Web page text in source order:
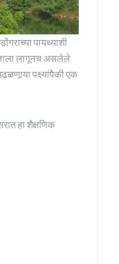
पायथ्याशी
लागूनच असलेले
पक्ष्यांपैकी एक
हा शैक्षणिक